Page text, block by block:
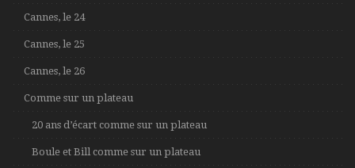
Cannes, le 24
Cannes, le 25
Cannes, le 26
Comme sur un plateau
20 ans d’écart comme sur un plateau
Boule et Bill comme sur un plateau